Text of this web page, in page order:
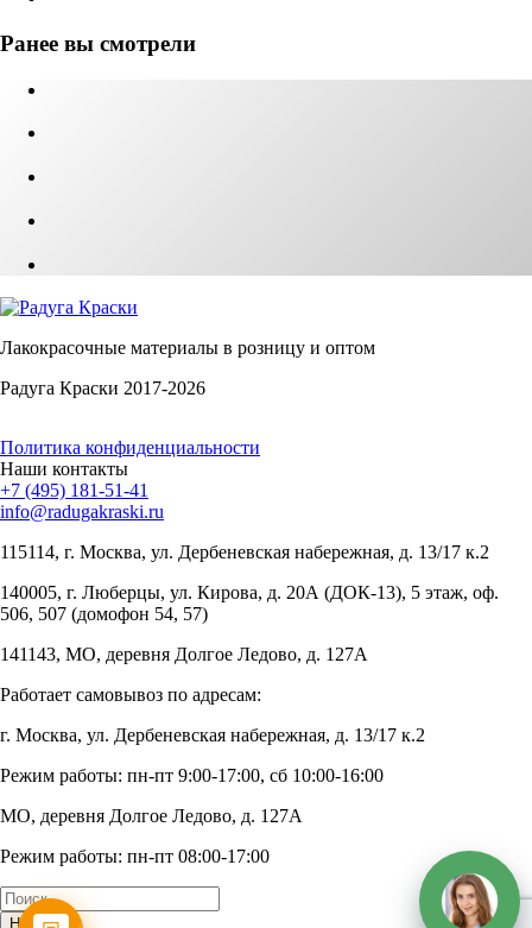
Ранее вы смотрели
Лакокрасочные материалы в розницу и оптом
Радуга Краски 2017-2026
Политика конфиденциальности
Наши контакты
+7 (495) 181-51-41
info@radugakraski.ru
115114, г. Москва, ул. Дербеневская набережная, д. 13/17 к.2
140005, г. Люберцы, ул. Кирова, д. 20А (ДОК-13), 5 этаж, оф.
506, 507 (домофон 54, 57)
141143, МО, деревня Долгое Ледово, д. 127А
Работает самовывоз по адресам:
г. Москва, ул. Дербеневская набережная, д. 13/17 к.2
Режим работы: пн-пт 9:00-17:00, сб 10:00-16:00
МО, деревня Долгое Ледово, д. 127А
Режим работы: пн-пт 08:00-17:00
Найти